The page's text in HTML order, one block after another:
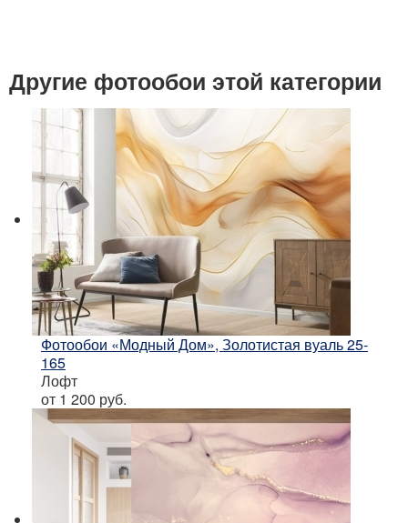
Другие фотообои этой категории
Фотообои «Модный Дом», Золотистая вуаль 25-
165
Лофт
от 1 200 руб.